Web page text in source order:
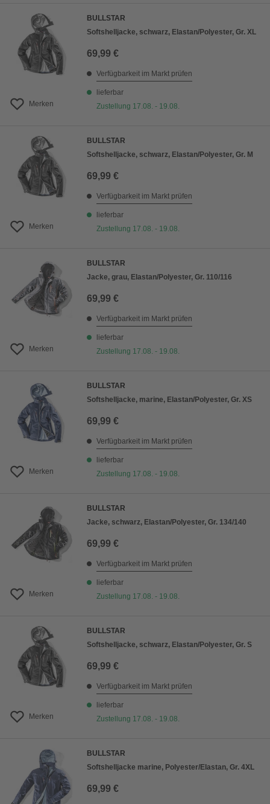
Merken
BULLSTAR
Softshelljacke, schwarz, Elastan/Polyester, Gr. XL
69,99 €
Verfügbarkeit im Markt prüfen
lieferbar
Zustellung 17.08. - 19.08.
Merken
BULLSTAR
Softshelljacke, schwarz, Elastan/Polyester, Gr. M
69,99 €
Verfügbarkeit im Markt prüfen
lieferbar
Zustellung 17.08. - 19.08.
Merken
BULLSTAR
Jacke, grau, Elastan/Polyester, Gr. 110/116
69,99 €
Verfügbarkeit im Markt prüfen
lieferbar
Zustellung 17.08. - 19.08.
Merken
BULLSTAR
Softshelljacke, marine, Elastan/Polyester, Gr. XS
69,99 €
Verfügbarkeit im Markt prüfen
lieferbar
Zustellung 17.08. - 19.08.
Merken
BULLSTAR
Jacke, schwarz, Elastan/Polyester, Gr. 134/140
69,99 €
Verfügbarkeit im Markt prüfen
lieferbar
Zustellung 17.08. - 19.08.
Merken
BULLSTAR
Softshelljacke, schwarz, Elastan/Polyester, Gr. S
69,99 €
Verfügbarkeit im Markt prüfen
lieferbar
Zustellung 17.08. - 19.08.
BULLSTAR
Softshelljacke marine, Polyester/Elastan, Gr. 4XL
69,99 €